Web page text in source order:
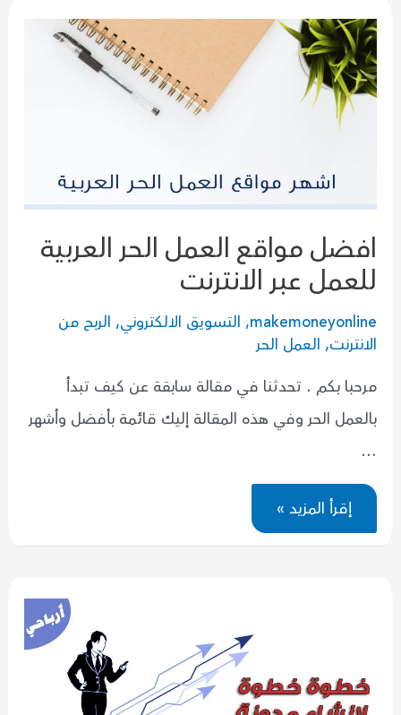
للعمل
عبر
الانترنت
افضل مواقع العمل الحر العربية
للعمل عبر الانترنت
makemoneyonline
, التسويق الالكتروني, الربح من
الانترنت, العمل الحر
مرحبا بكم . تحدثنا في مقالة سابقة عن كيف تبدأ
بالعمل الحر وفي هذه المقالة إليك قائمة بأفضل وأشهر
…
افضل
مواقع
العمل
الحر
إقرأ المزيد »